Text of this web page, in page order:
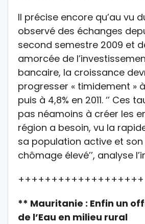
Il précise encore qu’au vu
observé des échanges
second semestre 2009 et
amorcée de
bancaire, la croissance
progresser « timidement » à
puis à 4,8% en 2011. ‘’ Ces
pas néamoins à créer les
région a besoin, vu la
sa population active et
chômage élevé’’, analyse
+++++++++++++++++++
** Mauritanie : Enfin un
de l’Eau en milieu rural